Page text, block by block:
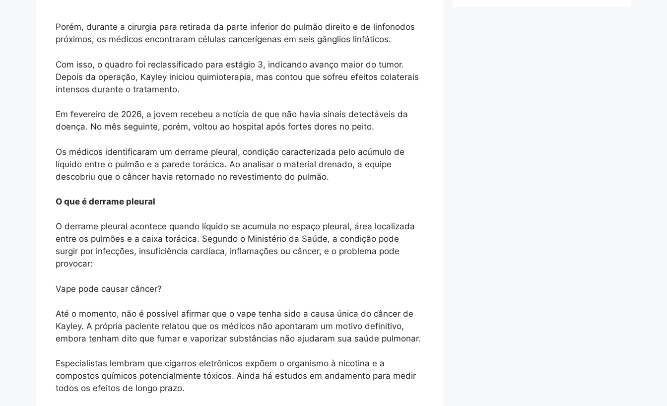
Porém, durante a cirurgia para retirada da parte inferior do pulmão direito e de linfonodos
próximos, os médicos encontraram células cancerígenas em seis gânglios linfáticos.
Com isso, o quadro foi reclassificado para estágio 3, indicando avanço maior do tumor.
Depois da operação, Kayley iniciou quimioterapia, mas contou que sofreu efeitos colaterais
intensos durante o tratamento.
Em fevereiro de 2026, a jovem recebeu a notícia de que não havia sinais detectáveis da
doença. No mês seguinte, porém, voltou ao hospital após fortes dores no peito.
Os médicos identificaram um derrame pleural, condição caracterizada pelo acúmulo de
líquido entre o pulmão e a parede torácica. Ao analisar o material drenado, a equipe
descobriu que o câncer havia retornado no revestimento do pulmão.
O que é derrame pleural
O derrame pleural acontece quando líquido se acumula no espaço pleural, área localizada
entre os pulmões e a caixa torácica. Segundo o Ministério da Saúde, a condição pode
surgir por infecções, insuficiência cardíaca, inflamações ou câncer, e o problema pode
provocar:
Vape pode causar câncer?
Até o momento, não é possível afirmar que o vape tenha sido a causa única do câncer de
Kayley. A própria paciente relatou que os médicos não apontaram um motivo definitivo,
embora tenham dito que fumar e vaporizar substâncias não ajudaram sua saúde pulmonar.
Especialistas lembram que cigarros eletrônicos expõem o organismo à nicotina e a
compostos químicos potencialmente tóxicos. Ainda há estudos em andamento para medir
todos os efeitos de longo prazo.